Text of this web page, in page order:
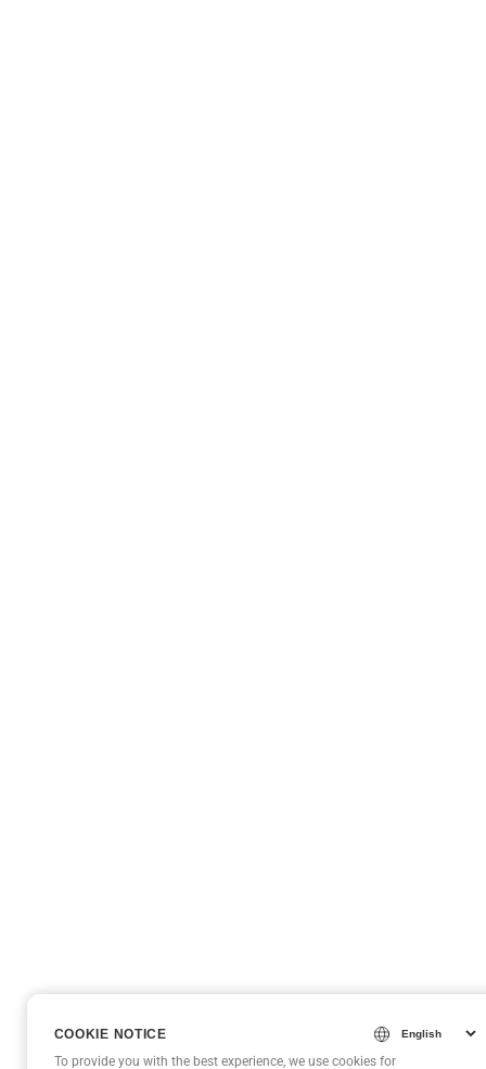
COOKIE NOTICE
To provide you with the best experience, we use cookies for
COOKIE NOTICE
To provide you with the best experience, we use cookies for